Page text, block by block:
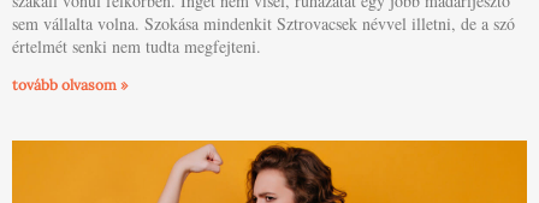
sem vállalta volna. Szokása mindenkit Sztrovacsek névvel illetni, de a szó
értelmét senki nem tudta megfejteni.
tovább olvasom »